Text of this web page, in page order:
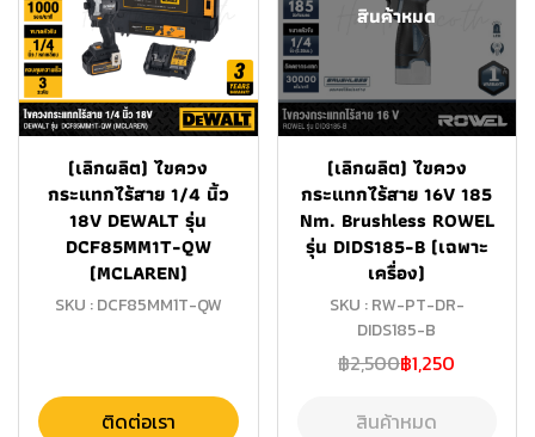
(เลิกผลิต) ไขควง
กระแทกไร้สาย 1/4 นิ้ว
18V DEWALT รุ่น
DCF85MM1T-QW
(MCLAREN)
SKU : DCF85MM1T-QW
ติดต่อเรา
สินค้าหมด
(เลิกผลิต) ไขควง
กระแทกไร้สาย 16V 185
Nm. Brushless ROWEL
รุ่น DIDS185-B (เฉพาะ
เครื่อง)
SKU : RW-PT-DR-
DIDS185-B
฿2,500฿1,250
สินค้าหมด